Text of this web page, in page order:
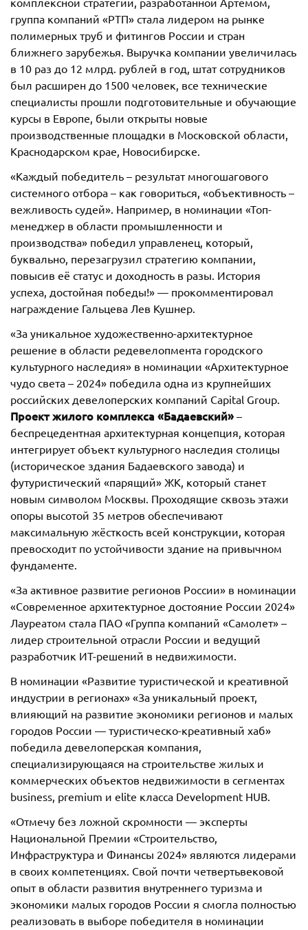
группа компаний «РТП» стала лидером на рынке
полимерных труб и фитингов России и стран
ближнего зарубежья. Выручка компании увеличилась
в 10 раз до 12 млрд. рублей в год, штат сотрудников
был расширен до 1500 человек, все технические
специалисты прошли подготовительные и обучающие
курсы в Европе, были открыты новые
производственные площадки в Московской области,
Краснодарском крае, Новосибирске.
«Каждый победитель – результат многошагового
системного отбора – как говориться, «объективность –
вежливость судей». Например, в номинации «Топ-
менеджер в области промышленности и
производства» победил управленец, который,
буквально, перезагрузил стратегию компании,
повысив её статус и доходность в разы. История
успеха, достойная победы!» — прокомментировал
награждение Гальцева Лев Кушнер.
«За уникальное художественно-архитектурное
решение в области редевелопмента городского
культурного наследия» в номинации «Архитектурное
чудо света – 2024» победила одна из крупнейших
российских девелоперских компаний Capital Group.
Проект жилого комплекса «Бадаевский» –
беспрецедентная архитектурная концепция, которая
интегрирует объект культурного наследия столицы
(историческое здания Бадаевского завода) и
футуристический «парящий» ЖК, который станет
новым символом Москвы. Проходящие сквозь этажи
опоры высотой 35 метров обеспечивают
максимальную жёсткость всей конструкции, которая
превосходит по устойчивости здание на привычном
фундаменте.
«За активное развитие регионов России» в номинации
«Современное архитектурное достояние России 2024»
Лауреатом стала ПАО «Группа компаний «Самолет» –
лидер строительной отрасли России и ведущий
разработчик ИТ-решений в недвижимости.
В номинации «Развитие туристической и креативной
индустрии в регионах» «За уникальный проект,
влияющий на развитие экономики регионов и малых
городов России — туристическо-креативный хаб»
победила девелоперская компания,
специализирующаяся на строительстве жилых и
коммерческих объектов недвижимости в сегментах
business, premium и elite класса Development HUB.
«Отмечу без ложной скромности — эксперты
Национальной Премии «Строительство,
Инфраструктура и Финансы 2024» являются лидерами
в своих компетенциях. Свой почти четвертьвековой
опыт в области развития внутреннего туризма и
экономики малых городов России я смогла полностью
реализовать в выборе победителя в номинации